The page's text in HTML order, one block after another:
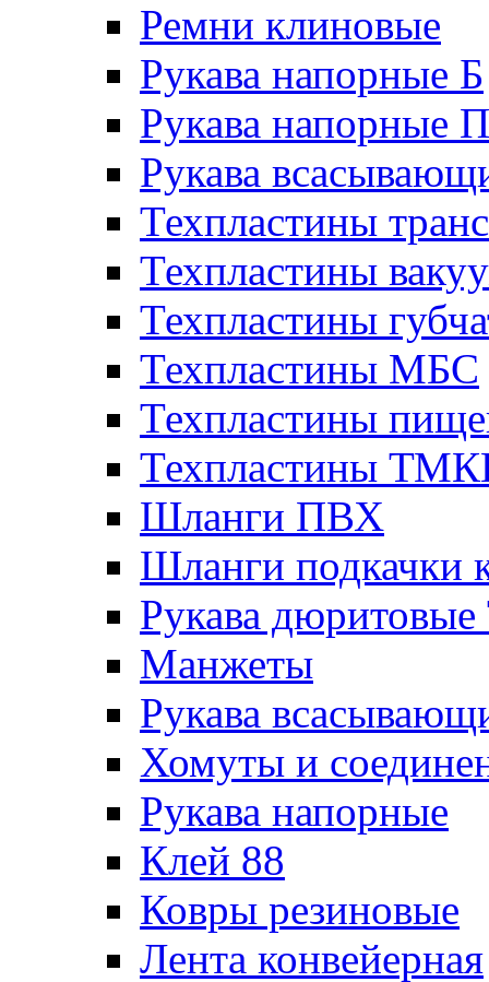
Ремни клиновые
Рукава напорные Б
Рукава напорные П
Рукава
Техпластины
Техпластины
Техпластины
Техпластины МБС
Техпластины
Техпластины
Шланги ПВХ
Шланги подкачки
Рукава
Манжеты
Рукава
Хомуты и
Рукава напорные
Клей 88
Ковры резиновые
Лента конвейерная